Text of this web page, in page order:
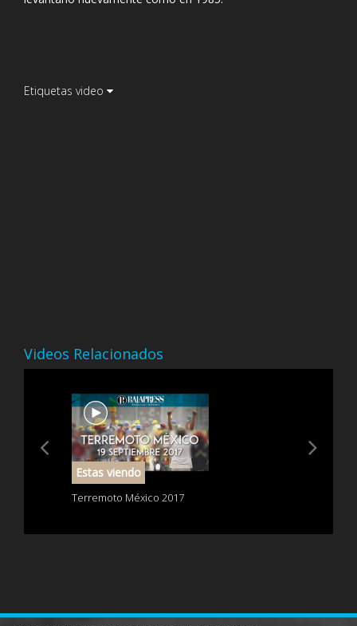
Etiquetas video
Videos Relacionados
Estas viendo
Terremoto México 2017